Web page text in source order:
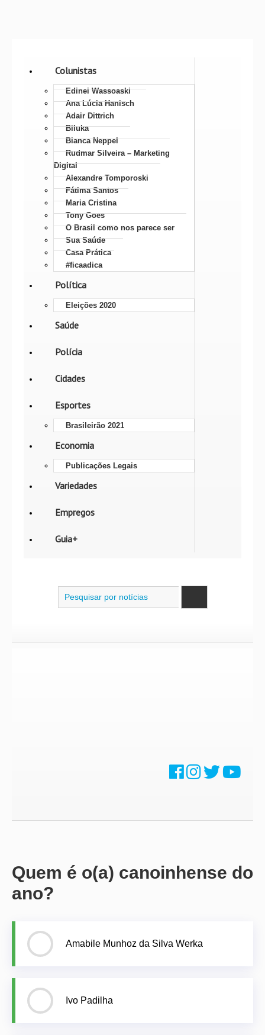
Colunistas
Edinei Wassoaski
Ana Lúcia Hanisch
Adair Dittrich
Biluka
Bianca Neppel
Rudmar Silveira – Marketing
Digital
Alexandre Tomporoski
Fátima Santos
Maria Cristina
Tony Goes
O Brasil como nos parece ser
Sua Saúde
Casa Prática
#ficaadica
Política
Eleições 2020
Saúde
Polícia
Cidades
Esportes
Brasileirão 2021
Economia
Publicações Legais
Variedades
Empregos
Guia+
Quem é o(a) canoinhense do
ano?
Amabile Munhoz da Silva Werka
Ivo Padilha